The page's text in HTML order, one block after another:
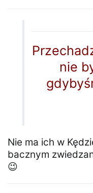
nie
Nie ma ich w
bacznym
😉